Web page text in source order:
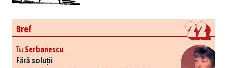
Bref
Tia Serbanescu
Fără soluții